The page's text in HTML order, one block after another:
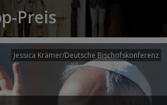
Preis
Jessica Krämer/Deutsche Bischofskonferenz